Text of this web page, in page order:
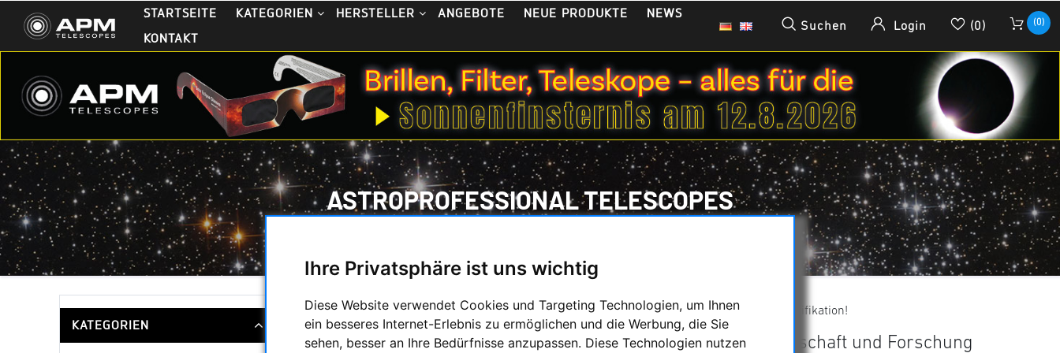
Ihre Privatsphäre ist uns wichtig
Diese Website verwendet Cookies und Targeting Technologien, um Ihnen
ein besseres Internet-Erlebnis zu ermöglichen und die Werbung, die Sie
sehen, besser an Ihre Bedürfnisse anzupassen. Diese Technologien nutzen
STARTSEITE KATEGORIEN HERSTELLER ANGEBOTE NEUE PRODUKTE
NEWS
KONTAKT
Suchen Login (0) (0)
ASTROPROFESSIONAL TELESCOPES
KATEGORIEN
Wir bieten professionelle Teleskop-Lösungen für nahezu jede vom Kunden gewünschte Spezifikation!
APM Professional Telescopes: Ihr Partner für Schulen, Wissenschaft und Forschung